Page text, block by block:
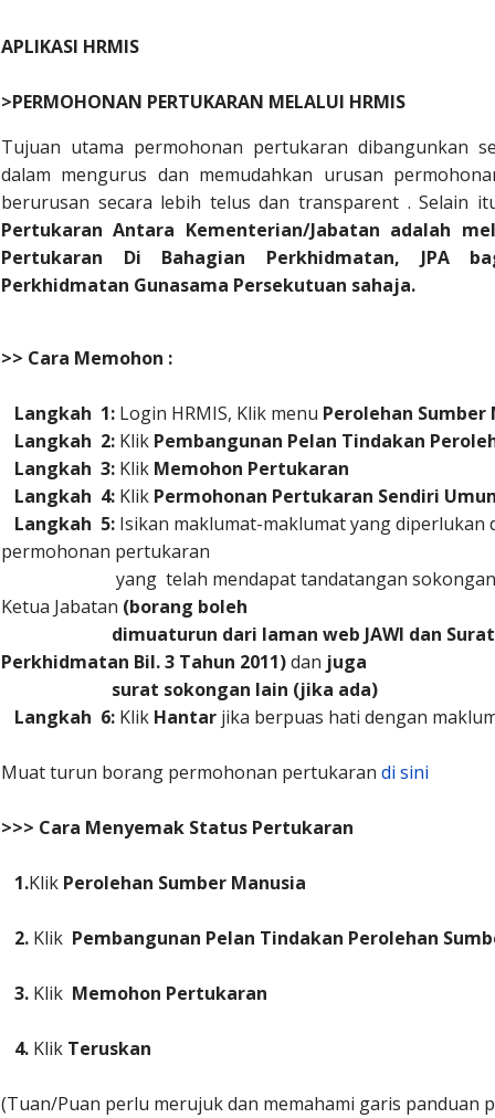
APLIKASI HRMIS
>PERMOHONAN PERTUKARAN MELALUI HRMIS
Tujuan utama permohonan pertukaran dibangunkan
dalam mengurus dan memudahkan urusan
berurusan secara lebih telus dan transparent . Selain
Pertukaran Antara Kementerian/Jabatan adalah
Pertukaran Di Bahagian Perkhidmatan, JPA
Perkhidmatan Gunasama Persekutuan sahaja.
>> Cara Memohon :
Langkah 1: Login HRMIS, Klik menu Perolehan Sumber
Langkah 2: Klik Pembangunan Pelan Tindakan
Langkah 3: Klik Memohon Pertukaran
Langkah 4: Klik Permohonan Pertukaran Sendiri
Langkah 5: Isikan maklumat-maklumat yang diperlukan
permohonan pertukaran
yang telah mendapat tandatangan sokongan
Ketua Jabatan (borang boleh
dimuaturun dari laman web JAWI dan Surat
Perkhidmatan Bil. 3 Tahun 2011)dan juga
surat sokongan lain (jika ada)
Langkah 6: Klik Hantar jika berpuas hati dengan
Muat turun borang permohonan pertukaran di sini
>>> Cara Menyemak Status Pertukaran
1.Klik Perolehan Sumber Manusia
2. Klik Pembangunan Pelan Tindakan Perolehan
3. Klik Memohon Pertukaran
4. Klik Teruskan
(Tuan/Puan perlu merujuk dan memahami garis panduan